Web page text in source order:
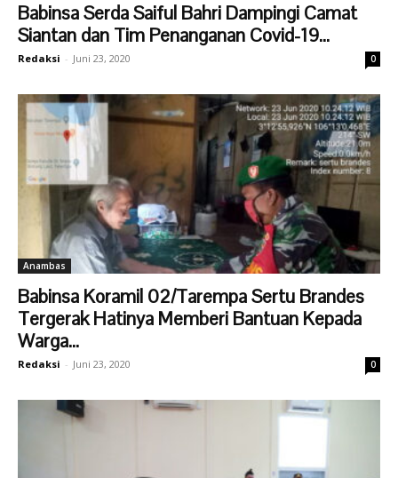
Babinsa Serda Saiful Bahri Dampingi Camat
Siantan dan Tim Penanganan Covid-19...
Redaksi - Juni 23, 2020 0
Anambas
Babinsa Koramil 02/Tarempa Sertu Brandes
Tergerak Hatinya Memberi Bantuan Kepada
Warga...
Redaksi - Juni 23, 2020 0